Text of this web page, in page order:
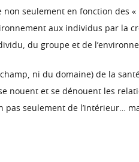
seulement en fonction des
aux individus par la
du groupe et de
ni du domaine) de la
nouent et se dénouent les
seulement de l’intérieur…